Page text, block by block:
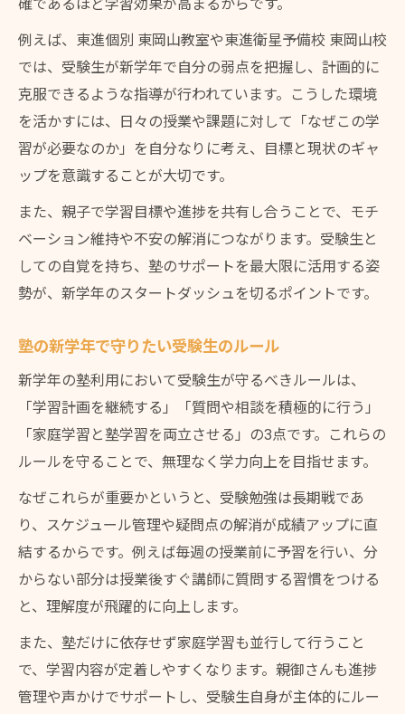
確であるほど学習効果が高まるからです。
例えば、東進個別 東岡山教室や東進衛星予備校 東岡山校
では、受験生が新学年で自分の弱点を把握し、計画的に
克服できるような指導が行われています。こうした環境
を活かすには、日々の授業や課題に対して「なぜこの学
習が必要なのか」を自分なりに考え、目標と現状のギャ
ップを意識することが大切です。
また、親子で学習目標や進捗を共有し合うことで、モチ
ベーション維持や不安の解消につながります。受験生と
しての自覚を持ち、塾のサポートを最大限に活用する姿
勢が、新学年のスタートダッシュを切るポイントです。
塾の新学年で守りたい受験生のルール
新学年の塾利用において受験生が守るべきルールは、
「学習計画を継続する」「質問や相談を積極的に行う」
「家庭学習と塾学習を両立させる」の3点です。これらの
ルールを守ることで、無理なく学力向上を目指せます。
なぜこれらが重要かというと、受験勉強は長期戦であ
り、スケジュール管理や疑問点の解消が成績アップに直
結するからです。例えば毎週の授業前に予習を行い、分
からない部分は授業後すぐ講師に質問する習慣をつける
と、理解度が飛躍的に向上します。
また、塾だけに依存せず家庭学習も並行して行うこと
で、学習内容が定着しやすくなります。親御さんも進捗
管理や声かけでサポートし、受験生自身が主体的にルー